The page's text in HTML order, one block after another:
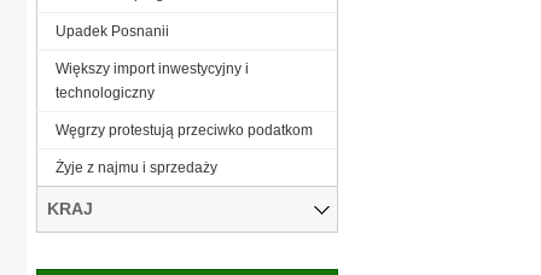
Upadek Posnanii
Większy import inwestycyjny i
technologiczny
Węgrzy protestują przeciwko podatkom
Żyje z najmu i sprzedaży
KRAJ